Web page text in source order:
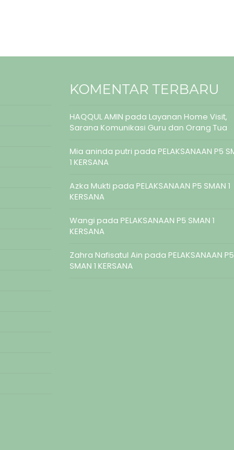
KOMENTAR TERBARU
HAQQUL AMIN pada Layanan Home Visit,
Sarana Komunikasi Guru dan Orang Tua
Mia aninda putri pada PELAKSANAAN P5
1 KERSANA
Azka Mukti pada PELAKSANAAN P5 SMAN 1
KERSANA
Wangi pada PELAKSANAAN P5 SMAN 1
KERSANA
Zahra Nafisatul Ain pada PELAKSANAAN P5
SMAN 1 KERSANA